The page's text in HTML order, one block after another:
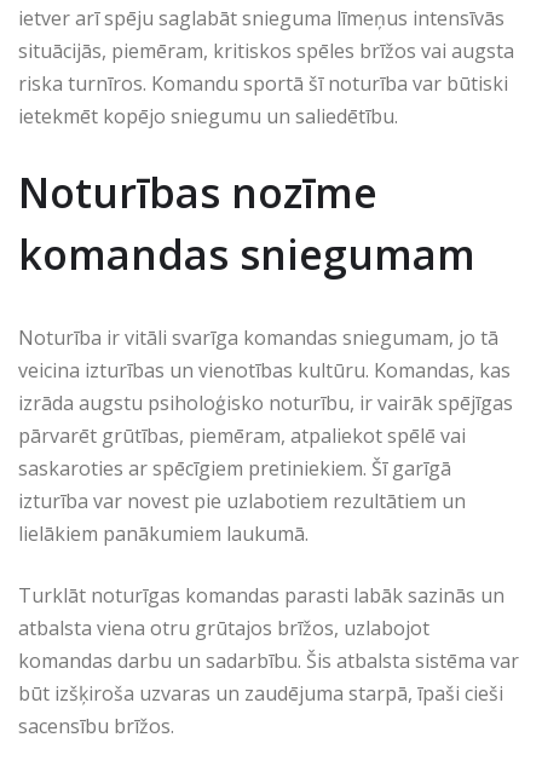
ietver arī spēju saglabāt snieguma līmeņus intensīvās
situācijās, piemēram, kritiskos spēles brīžos vai augsta
riska turnīros. Komandu sportā šī noturība var būtiski
ietekmēt kopējo sniegumu un saliedētību.
Noturības nozīme
komandas sniegumam
Noturība ir vitāli svarīga komandas sniegumam, jo tā
veicina izturības un vienotības kultūru. Komandas, kas
izrāda augstu psiholoģisko noturību, ir vairāk spējīgas
pārvarēt grūtības, piemēram, atpaliekot spēlē vai
saskaroties ar spēcīgiem pretiniekiem. Šī garīgā
izturība var novest pie uzlabotiem rezultātiem un
lielākiem panākumiem laukumā.
Turklāt noturīgas komandas parasti labāk sazinās un
atbalsta viena otru grūtajos brīžos, uzlabojot
komandas darbu un sadarbību. Šis atbalsta sistēma var
būt izšķiroša uzvaras un zaudējuma starpā, īpaši cieši
sacensību brīžos.